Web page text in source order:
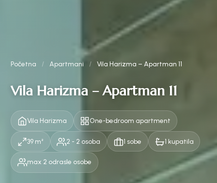
Početna / Apartmani / Vila Harizma – Apartman 11
Vila Harizma – Apartman 11
Vila Harizma One-bedroom apartment
39 m² 2 - 2 osoba 1 sobe 1 kupatila
max 2 odrasle osobe